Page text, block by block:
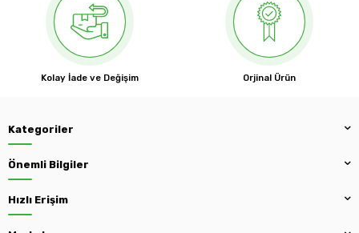
Kolay İade ve Değişim Orjinal Ürün
Kategoriler
Önemli Bilgiler
Hızlı Erişim